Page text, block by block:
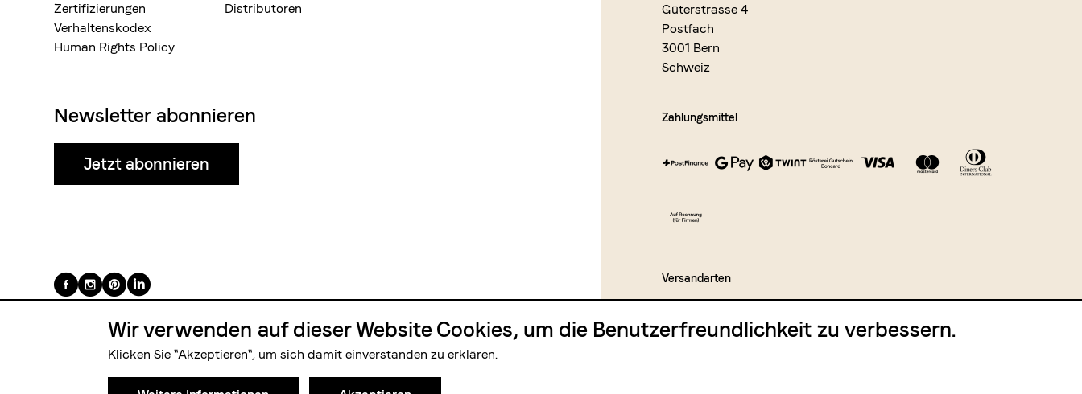
Zertifizierungen
Verhaltenskodex
Human Rights Policy
Distributoren
Güterstrasse 4
Postfach
3001 Bern
Schweiz
Newsletter abonnieren
Jetzt abonnieren
Folge
uns
Versandarten
Zahlungsmittel
Wir verwenden auf dieser Website Cookies, um die Benutzerfreundlichkeit zu verbessern.
Klicken Sie "Akzeptieren", um sich damit einverstanden zu erklären.